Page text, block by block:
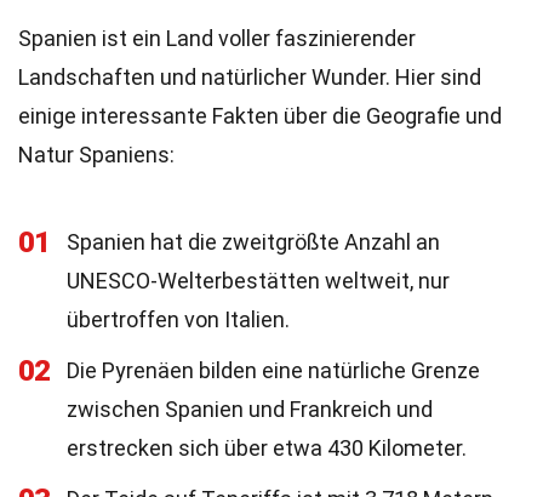
Spanien ist ein Land voller faszinierender
Landschaften und natürlicher Wunder. Hier sind
einige interessante Fakten über die Geografie und
Natur Spaniens:
01
Spanien hat die zweitgrößte Anzahl an
UNESCO-Welterbestätten weltweit, nur
übertroffen von Italien.
02
Die Pyrenäen bilden eine natürliche Grenze
zwischen Spanien und Frankreich und
erstrecken sich über etwa 430 Kilometer.